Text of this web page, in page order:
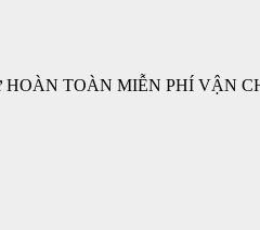
HOÀN TOÀN MIỄN PHÍ VẬN